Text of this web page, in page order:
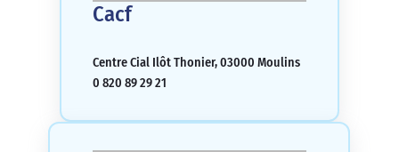
Cacf
Centre Cial Ilôt Thonier, 03000 Moulins
0 820 89 29 21